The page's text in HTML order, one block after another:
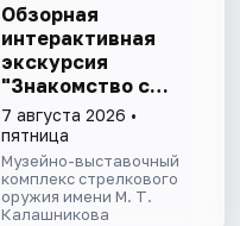
Обзорная
интерактивная
экскурсия
"Знакомство с
музеем"
7 августа 2026 •
пятница
Музейно-выставочный
комплекс стрелкового
оружия имени М. Т.
Калашникова